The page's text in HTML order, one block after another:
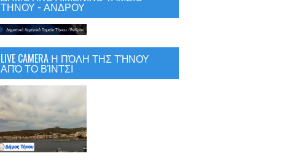
ΤΗΝΟΥ - ΑΝΔΡΟΥ
LIVE CAMERA Η ΠΌΛΗ ΤΗΣ ΤΉΝΟΥ
ΑΠΌ ΤΟ ΒΊΝΤΣΙ